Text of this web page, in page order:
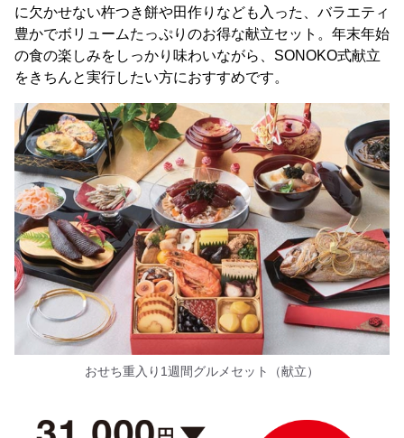
に欠かせない杵つき餅や田作りなども入った、バラエティ
豊かでボリュームたっぷりのお得な献立セット。年末年始
の食の楽しみをしっかり味わいながら、SONOKO式献立
をきちんと実行したい方におすすめです。
おせち重入り1週間グルメセット（献立）